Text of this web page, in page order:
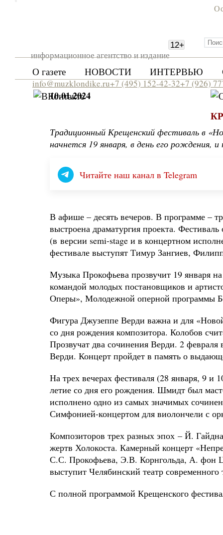
информационное агентство и издание
12+
О газете НОВОСТИ ИНТЕРВЬЮ
info@muzklondike.ru+7 (495) 152-42-32+7 (926)
10.01.2024
Традиционный Крещенский фестиваль в
начнется 19 января, в день его рождения,
Читайте наш канал в Telegram
В афише – десять вечеров. В программе –
выстроена драматургия проекта.
(в версии semi-stage и в концертном
фестивале выступят Тимур Зангиев,
Музыка Прокофьева прозвучит 19 января
командой молодых постановщиков и
Оперы», Молодежной оперной программы
Фигура Джузеппе Верди важна и для
со дня рождения композитора. Колобов
Прозвучат два сочинения Верди. 2
Верди. Концерт пройдет в память о
На трех вечерах фестиваля (28 января, 9 и
летие со дня его рождения. Шмидт был
исполнено одно из самых значимых
Симфонией-концертом для виолончели с
Композиторов трех разных эпох – Й.
жертв Холокоста. Камерный концерт
С.С. Прокофьева, Э.В. Корнгольда, А. фон
выступит Челябинский театр современного
С полной программой Крещенского